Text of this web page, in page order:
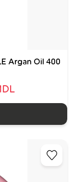
Argan Oil 400